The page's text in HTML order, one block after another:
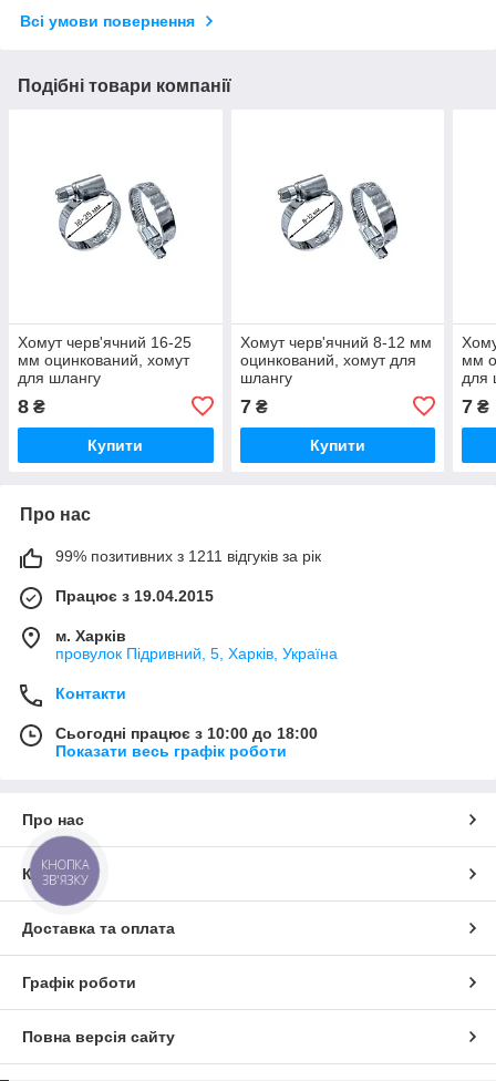
Всі умови повернення
Подібні товари компанії
Хомут черв'ячний 16-25
мм оцинкований, хомут
для шлангу
8 ₴
Купити
Хомут черв'ячний 8-12 мм
оцинкований, хомут для
шлангу
7₴
Купити
мм
для
7 ₴
Про нас
99% позитивних з 1211 відгуків за рік
Працює з 19.04.2015
м. Харків
провулок Підривний, 5, Харків, Україна
Контакти
Сьогодні працює з 10:00 до 18:00
Показати весь графік роботи
Про нас
Контакти
Доставка та оплата
Графік роботи
Повна версія сайту
КНОПКА
ЗВ'ЯЗКУ